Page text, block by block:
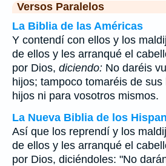
Versos Paralelos
La Biblia de las Américas
Y contendí con ellos y los
de ellos y les arranqué el
por Dios, diciendo: No daréis
hijos; tampoco tomaréis de
hijos ni para vosotros mismos.
La Nueva Biblia de los
Así que los reprendí y los
de ellos y les arranqué el
por Dios, diciéndoles: "No